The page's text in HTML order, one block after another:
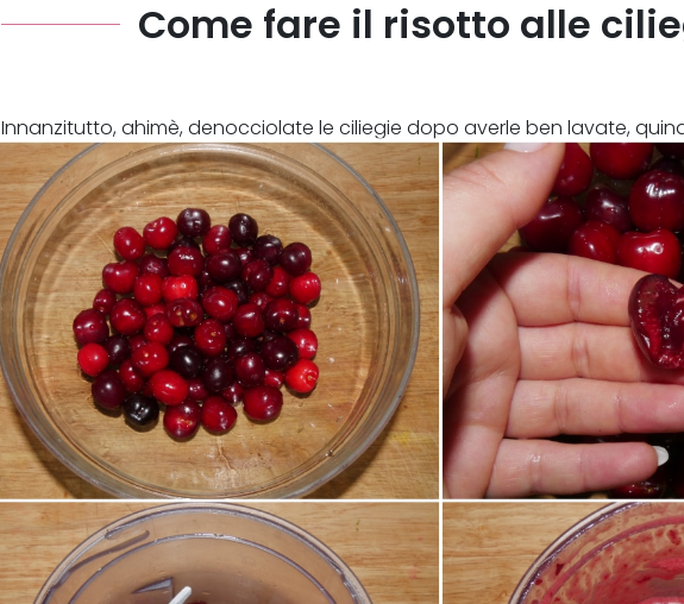
Come fare il risotto alle
Innanzitutto, ahimè, denocciolate le ciliegie dopo averle ben lavate,
2 parti uguali e frullate il resto con un mixer.